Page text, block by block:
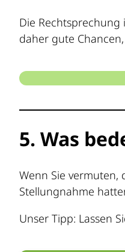
Die
daher gute
5. Was
Wenn Sie
Stellungnahme
Unser Tipp: Lassen